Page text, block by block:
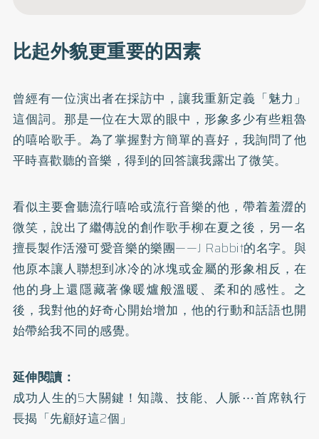
比起外貌更重要的因素
曾經有一位演出者在採訪中，讓我重新定義「魅力」
這個詞。那是一位在大眾的眼中，形象多少有些粗魯
的嘻哈歌手。為了掌握對方簡單的喜好，我詢問了他
平時喜歡聽的音樂，得到的回答讓我露出了微笑。
看似主要會聽流行嘻哈或流行音樂的他，帶着羞澀的
微笑，說出了繼傳說的創作歌手柳在夏之後，另一名
擅長製作活潑可愛音樂的樂團——J Rabbit的名字。與
他原本讓人聯想到冰冷的冰塊或金屬的形象相反，在
他的身上還隱藏著像暖爐般溫暖、柔和的感性。之
後，我對他的好奇心開始增加，他的行動和話語也開
始帶給我不同的感覺。
延伸閱讀：
成功人生的5大關鍵！知識、技能、人脈⋯首席執行
長揭「先顧好這2個」